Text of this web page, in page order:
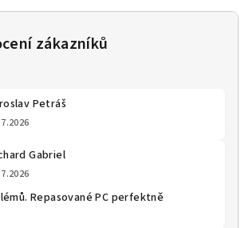
Petráš
Gabriel
Repasované PC perfektně